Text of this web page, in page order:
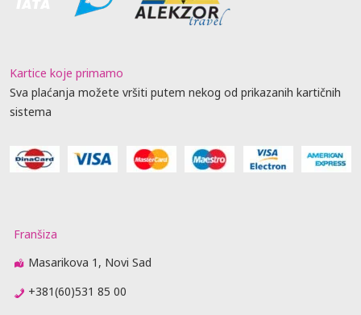
Kartice koje primamo
Sva plaćanja možete vršiti putem nekog od prikazanih kartičnih
sistema
Franšiza
Masarikova 1, Novi Sad
+381(60)531 85 00